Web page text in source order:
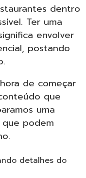
dentro
Ter uma
envolver
postando
de começar
que
uma
podem
detalhes do